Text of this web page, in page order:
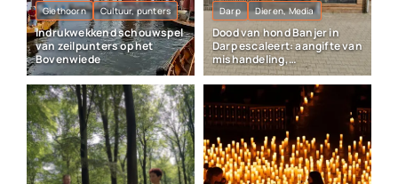
Giethoorn Cultuur, punters
Indrukwekkend schouwspel
van zeilpunters op het
Bovenwiede
Darp Dieren, Media
Dood van hond Banjer in
Darp escaleert: aangifte van
mishandeling,
vrijheidsberoving en
vernieling